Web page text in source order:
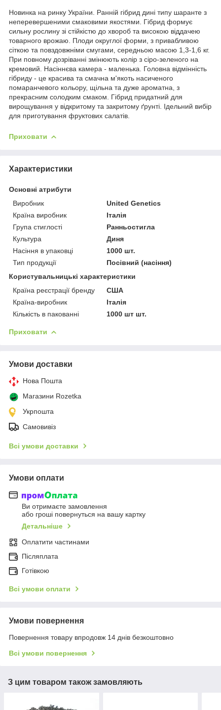
Новинка на ринку України. Ранній гібрид дині типу шаранте з
неперевершеними смаковими якостями. Гібрид формує
сильну рослину зі стійкістю до хвороб та високою віддачею
товарного врожаю. Плоди округлої форми, з привабливою
сіткою та повздовжніми смугами, середньою масою 1,3-1,6 кг.
При повному дозріванні змінюють колір з сіро-зеленого на
кремовий. Насіннєва камера - маленька. Головна відмінність
гібриду - це красива та смачна м'якоть насиченого
помаранчевого кольору, щільна та дуже ароматна, з
прекрасним солодким смаком. Гібрид придатний для
вирощування у відкритому та закритому ґрунті. Ідельний вибір
для приготування фруктових салатів.
Приховати
Характеристики
Основні атрибути
Виробник
United Genetics
Країна виробник
Італія
Група стиглості
Ранньостигла
Культура
Диня
Насіння в упаковці
1000 шт.
Тип продукції
Посівний (насіння)
Користувальницькі характеристики
Країна реєстрації бренду
США
Країна-виробник
Італія
Кількість в пакованні
1000 шт шт.
Приховати
Умови доставки
Нова Пошта
Магазини Rozetka
Укрпошта
Самовивіз
Всі умови доставки
Умови оплати
Ви отримаєте замовлення
або гроші повернуться на вашу картку
Детальніше
Оплатити частинами
Післяплата
Готівкою
Всі умови оплати
Умови повернення
Повернення товару впродовж 14 днів безкоштовно
Всі умови повернення
З цим товаром також замовляють